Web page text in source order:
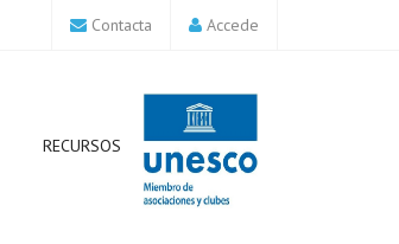
Accede
Contacta
RECURSOS